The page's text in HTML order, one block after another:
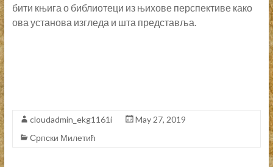
бити књига о библиотеци из њихове перспективе како
ова установа изгледа и шта представља.
cloudadmin_ekg1161i
May 27, 2019
Српски Милетић